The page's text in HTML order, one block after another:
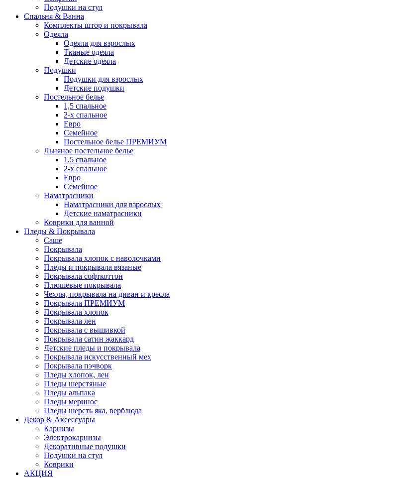
Подушки на стул
Спальня & Ванна
Комплекты штор и покрывала
Одеяла
Одеяла для взрослых
Тканые одеяла
Детские одеяла
Подушки
Подушки для взрослых
Детские подушки
Постельное белье
1,5 спальное
2-х спальное
Евро
Семейное
Постельное белье ПРЕМИУМ
Льняное постельное белье
1,5 спальное
2-х спальное
Евро
Семейное
Наматрасники
Наматрасники для взрослых
Детские наматрасники
Коврики для ванной
Пледы & Покрывала
Саше
Покрывала
Покрывала хлопок с наволочками
Пледы и покрывала вязаные
Покрывала софткоттон
Плюшевые покрывала
Чехлы, покрывала на диван и кресла
Покрывала ПРЕМИУМ
Покрывала хлопок
Покрывала лен
Покрывала с вышивкой
Покрывала сатин жаккард
Детские пледы и покрывала
Покрывала искусственный мех
Покрывала пэчворк
Пледы хлопок, лен
Пледы шерстяные
Пледы альпака
Пледы меринос
Пледы шерсть яка, верблюда
Декор & Аксессуары
Карнизы
Электрокарнизы
Декоративные подушки
Подушки на стул
Коврики
АКЦИЯ